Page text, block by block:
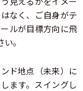
なく、ご自身がテ
ルが目標方向に飛
。
ド地点（未来）に
ます。スイングし